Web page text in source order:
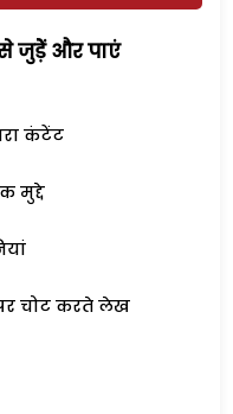
जुड़ेें और पाएं
कंटेंट
मुद्दे
चोट करते लेख